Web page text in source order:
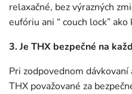
relaxačné, bez výrazných
eufóriu ani “ couch lock”
3. Je THX bezpečné na
Pri zodpovednom
THX považované za